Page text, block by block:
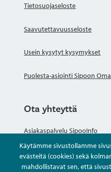
Käytämme sivustollamme
evästeitä (cookies) sekä
mahdollistavat sen, että
Tietosuojaseloste
Saavutettavuusseloste
Usein kysytyt kysymykset
Puolesta-asiointi Sipoon
Ota yhteyttä
Asiakaspalvelu SipooInfo
Anna palautetta